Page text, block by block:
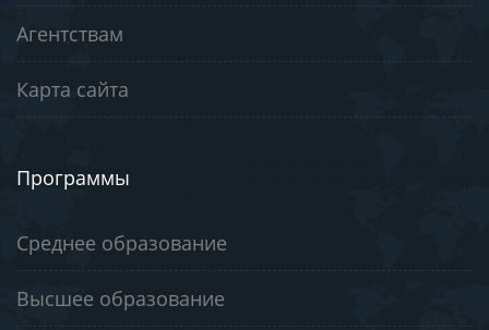
Агентствам
Карта сайта
Программы
Среднее образование
Высшее образование